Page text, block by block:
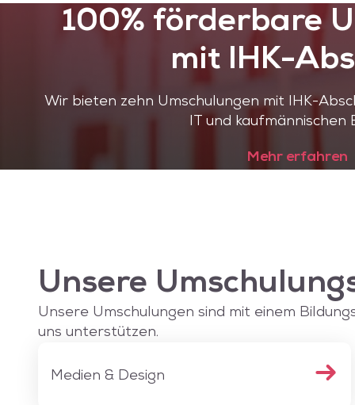
100% förderbare
mit IHK-
Wir bieten zehn Umschulungen mit IHK-
IT und kaufmännischen
Mehr erfahren
Unsere
Unsere Umschulungen sind mit einem
uns unterstützen.
Medien & Design